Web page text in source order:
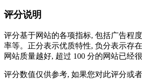
评分说明
评分基于网站的各项指标, 包括广告程
率等。正分表示优质特性, 负分表示存
网站质量越好, 超过 100 分的网站已经很
评分数值仅供参考, 如果您对此评分或